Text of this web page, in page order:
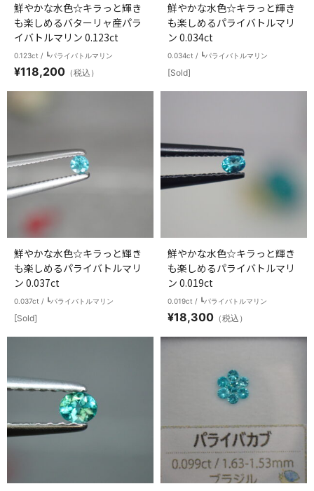
鮮やかな水色☆キラっと輝き
も楽しめるバターリャ産パラ
イバトルマリン 0.123ct
0.123ct / ┗パライバトルマリン
¥118,200 （税込）
鮮やかな水色☆キラっと輝き
も楽しめるパライバトルマリ
ン 0.034ct
0.034ct / ┗パライバトルマリン
[Sold]
鮮やかな水色☆キラっと輝き
も楽しめるパライバトルマリ
ン 0.037ct
0.037ct / ┗パライバトルマリン
[Sold]
鮮やかな水色☆キラっと輝き
も楽しめるパライバトルマリ
ン 0.019ct
0.019ct / ┗パライバトルマリン
¥18,300 （税込）